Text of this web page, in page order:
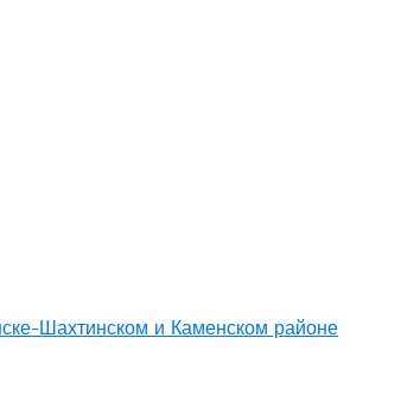
Шахтинском и Каменском районе